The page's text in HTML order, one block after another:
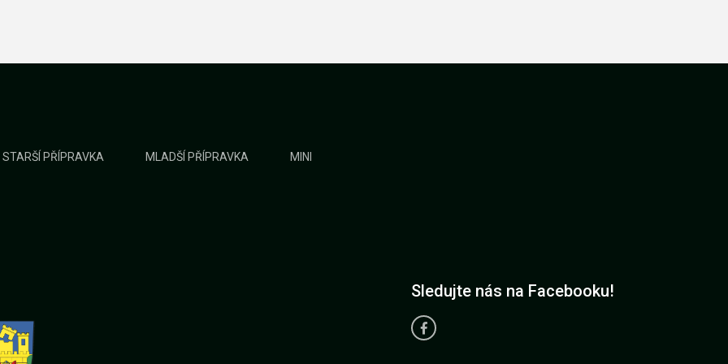
STARŠÍ PŘÍPRAVKA MLADŠÍ PŘÍPRAVKA MINI
Sledujte nás na Facebooku!